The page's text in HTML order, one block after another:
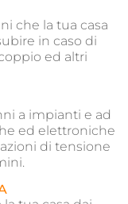
che la tua casa
in caso di
ed altri
a impianti e ad
ed elettroniche
di tensione